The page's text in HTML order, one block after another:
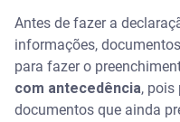
Antes de fazer a
informações,
para fazer o
com antecedência, pois
documentos que ainda